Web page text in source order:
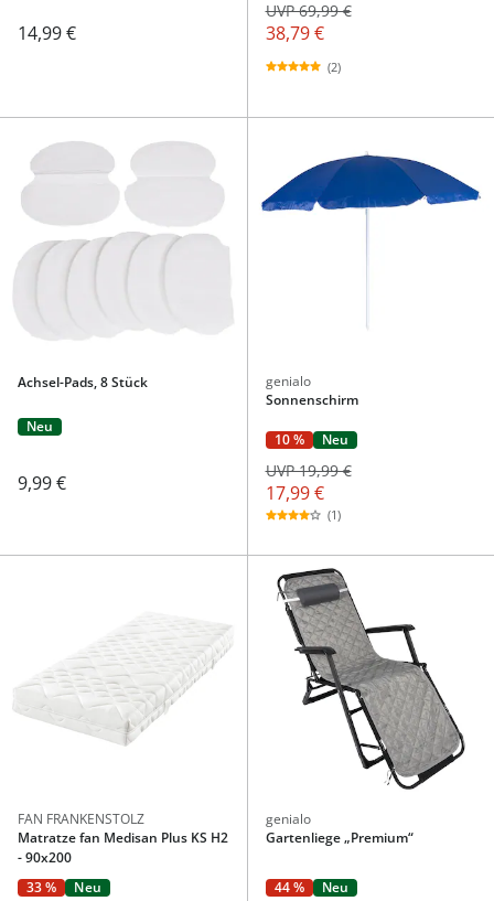
14,99 € 38,79 €
UVP 69,99 €
(2)
Achsel-Pads, 8 Stück
Neu
9,99 €
genialo
Sonnenschirm
10 % Neu
17,99 €
UVP 19,99 €
(1)
FAN FRANKENSTOLZ
Matratze fan Medisan Plus KS H2
- 90x200
33 %
Neu
genialo
Gartenliege „Premium“
44 % Neu